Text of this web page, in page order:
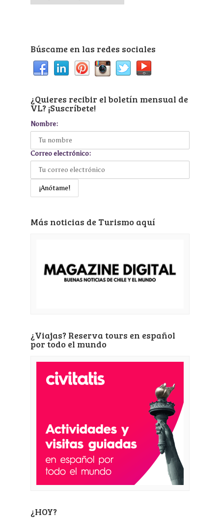
Búscame en las redes sociales
¿Quieres recibir el boletín mensual de
VL? ¡Suscríbete!
Nombre:
Correo electrónico:
Más noticias de Turismo aquí
¿Viajas? Reserva tours en español
por todo el mundo
¿HOY?